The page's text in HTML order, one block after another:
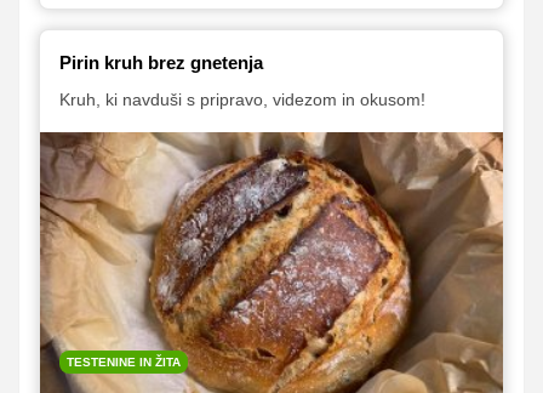
Pirin kruh brez gnetenja
Kruh, ki navduši s pripravo, videzom in okusom!
TESTENINE IN ŽITA